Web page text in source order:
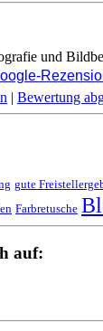
und
| Bewertung
gute
Farbretusche
auf: